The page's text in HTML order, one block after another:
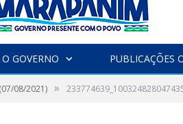
O GOVERNO PUBLICAÇÕES
08/2021) »